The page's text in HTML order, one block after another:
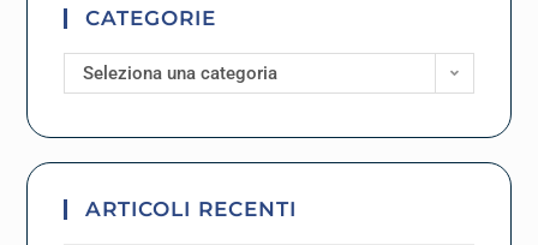
CATEGORIE
Seleziona una categoria
ARTICOLI RECENTI